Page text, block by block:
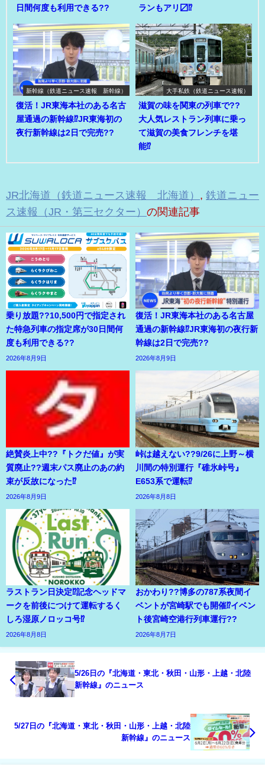
日間何度も利用できる?? ランもアリ〼⁉
新幹線（鉄道ニュース速報 新幹線）
復活！JR東海本社のある名古
屋通過の新幹線⁉JR東海初の
夜行新幹線は2日で完売??
大手私鉄（鉄道ニュース速報）
滋賀の味を関東の列車で??
大人気レストラン列車に乗っ
て滋賀の美食フレンチを堪
能⁉
JR北海道（鉄道ニュース速報 北海道） , 鉄道ニュー
ス速報（JR・第三セクター） の関連記事
乗り放題??10,500円で指定され
た特急列車の指定席が30日間何
度も利用できる??
2026年8月9日
復活！JR東海本社のある名古屋
通過の新幹線⁉JR東海初の夜行新
幹線は2日で完売??
2026年8月9日
絶賛炎上中??『トクだ値』が実
質廃止??週末パス廃止のあの約
束が反故になった⁉
2026年8月9日
峠は越えない??9/26に上野～横
川間の特別運行『碓氷峠号』
E653系で運転⁉
2026年8月8日
ラストラン日決定⁉記念ヘッドマ
ークを前後につけて運転するく
しろ湿原ノロッコ号⁉
2026年8月8日
おかわり??博多の787系夜間イ
ベントが宮崎駅でも開催⁉イベン
ト後宮崎空港行列車運行??
2026年8月7日
5/26日の『北海道・東北・秋田・山形・上越・北陸
新幹線』のニュース
5/27日の『北海道・東北・秋田・山形・上越・北陸
新幹線』のニュース